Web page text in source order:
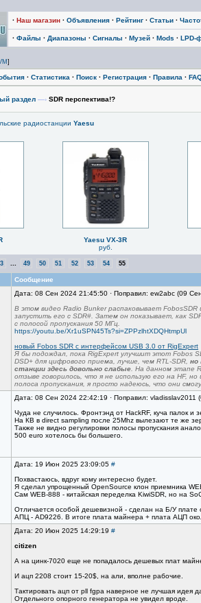
· Наш магазин · Объявления · Рейтинг · Статьи ·
· Файлы · Диапазоны · Сигналы · Музей · Mods · LPD-
]
· Статистика · Поиск · Регистрация · Правила ·
раздел —› SDR перспектива!?
радиостанции Yaesu
Yaesu VX-3R
руб.
3 49 50 51 52 53 54 55
Сообщение
Дата: 08 Сен 2024 21:45:50 · Поправил: ew2abc (09
В этом видео Radio Bunker распаковывает
запустить его с SDR#. Затем он показывает, как
с полосой пропускания 50 МГц.
https://youtu.be/Xr1uSPN45Ts?si=ZPPzlhtXDQHtmpUl
новый Fobos SDR с интерфейсом USB 3.0 от RigExpert
Я бы подождал, пока RigExpert улучшит этот Fobos
DSD+ для цифрового приема, лучше, чем RTL-SDR, но
станции здесь довольно слабые . На данном этапе
отзыве говорилось, что я не использую его на HF,
полоса пропускания, я просто надеюсь, что они
Дата: 08 Сен 2024 22:42:19 · Поправил:
Чуда не случилось. Фронтэнд от HackRF, куча палок и
На КВ в direct sampling после 25Mhz вылезают те же
Также не видно регулировки полосы пропускания
500 euro хотелось бы большего.
Дата: 19 Июн 2025 23:09:05 #
Похвастаюсь, вдруг кому интересно будет.
Я сделал упрощенный OpenSource клон приемника
Сам WEB-888 - китайская переделка KiwiSDR, но на
Отличается особой дешевизной - сделан на Б/У плате
АПЦ - AD9226. В итоге плата майнера + плата АЦП
Дата: 20 Июн 2025 14:29:19 #
citizen
А на цинк-7020 еще не попадалось дешевых плат
И ацп 2208 стоит 15-20$, на али, вполне рабочие.
Тактировать ацп от pll fgpa наверное не лучшая идея
Отдельного опорного генератора не увидел вроде.